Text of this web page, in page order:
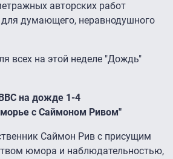
авторских работ
для думающего, неравнодушного
всех на этой неделе "Дождь"
BBC на дожде 1-4
с Саймоном Ривом"
Саймон Рив с присущим
юмора и наблюдательностью,